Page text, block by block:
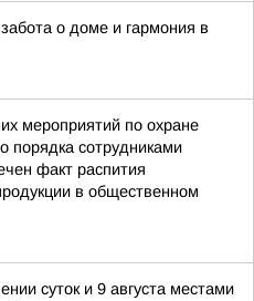
о доме и гармония в
мероприятий по охране
порядка сотрудниками
факт распития
в общественном
суток и 9 августа местами